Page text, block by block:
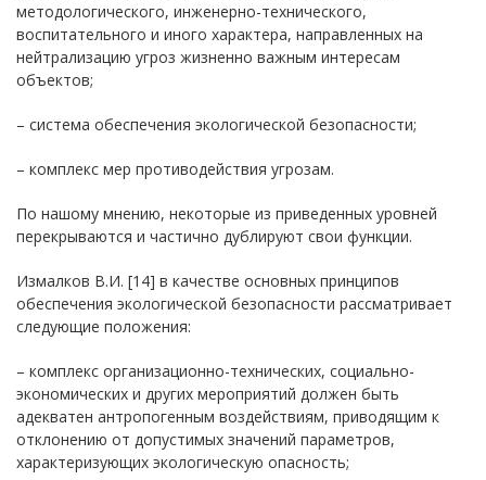
методологического, инженерно-технического,
воспитательного и иного характера, направленных на
нейтрализацию угроз жизненно важным интересам
объектов;
– система обеспечения экологической безопасности;
– комплекс мер противодействия угрозам.
По нашому мнению, некоторые из приведенных уровней
перекрываются и частично дублируют свои функции.
Измалков В.И. [14] в качестве основных принципов
обеспечения экологической безопасности рассматривает
следующие положения:
– комплекс организационно-технических, социально-
экономических и других мероприятий должен быть
адекватен антропогенным воздействиям, приводящим к
отклонению от допустимых значений параметров,
характеризующих экологическую опасность;